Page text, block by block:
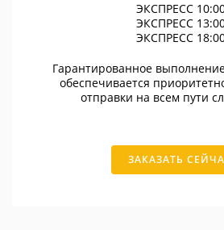
ЭКСПРЕСС
ЭКСПРЕСС
ЭКСПРЕСС
Гарантированное
обеспечивается
отправки на всем пути
ЗАКАЗАТЬ